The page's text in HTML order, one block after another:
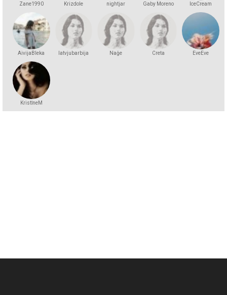
Zane1990 Krizdole nightjar Gaby Moreno IceCream
AivijaBleka latvjubarbija Naģe Creta EveEve
KristīneM